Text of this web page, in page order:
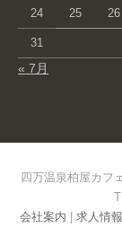
24 25 26
31
« 7月
四万温泉柏屋カフ
会社案内
求人情報